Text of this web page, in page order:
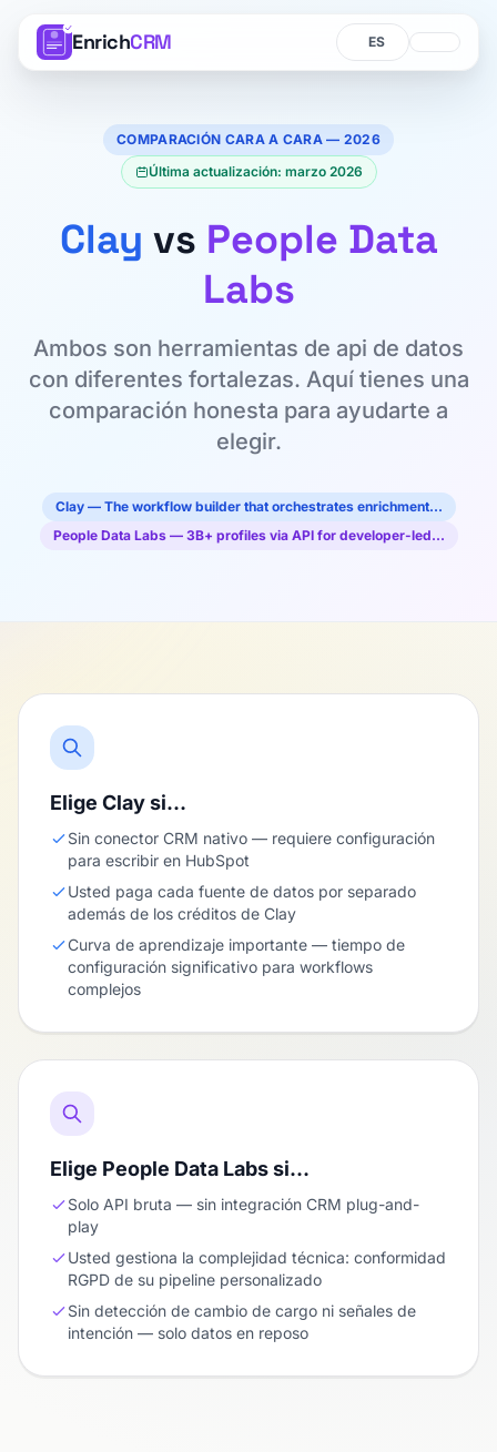
EnrichCRM Idioma
Idioma
COMPARACIÓN CARA A CARA — 2026
Última actualización: marzo 2026
Clay vs People Data
Labs
Ambos son herramientas de api de datos
con diferentes fortalezas. Aquí tienes una
comparación honesta para ayudarte a
elegir.
Clay — The workflow builder that orchestrates enrichment…
People Data Labs — 3B+ profiles via API for developer-led…
Elige Clay si…
Sin conector CRM nativo — requiere configuración
para escribir en HubSpot
Usted paga cada fuente de datos por separado
además de los créditos de Clay
Curva de aprendizaje importante — tiempo de
configuración significativo para workflows
complejos
Elige People Data Labs si…
Solo API bruta — sin integración CRM plug-and-
play
Usted gestiona la complejidad técnica: conformidad
RGPD de su pipeline personalizado
Sin detección de cambio de cargo ni señales de
intención — solo datos en reposo